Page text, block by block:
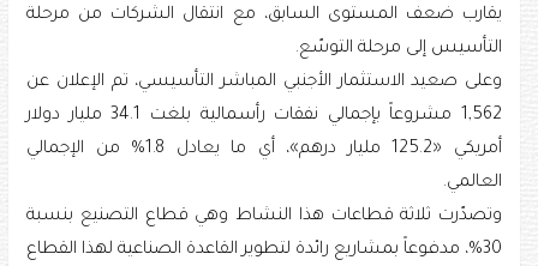
يقارب ضعف المستوى السابق، مع انتقال الشركات من مرحلة
التأسيس إلى مرحلة التوسّع.
وعلى صعيد الاستثمار الأجنبي المباشر التأسيسي، تم الإعلان عن
1,562 مشروعاً بإجمالي نفقات رأسمالية بلغت 34.1 مليار دولار
أمريكي «125.2 مليار درهم»، أي ما يعادل 1.8% من الإجمالي
العالمي.
وتصدّرت ثلاثة قطاعات هذا النشاط وهي قطاع التصنيع بنسبة
30%، مدفوعاً بمشاريع رائدة لتطوير القاعدة الصناعية لهذا القطاع